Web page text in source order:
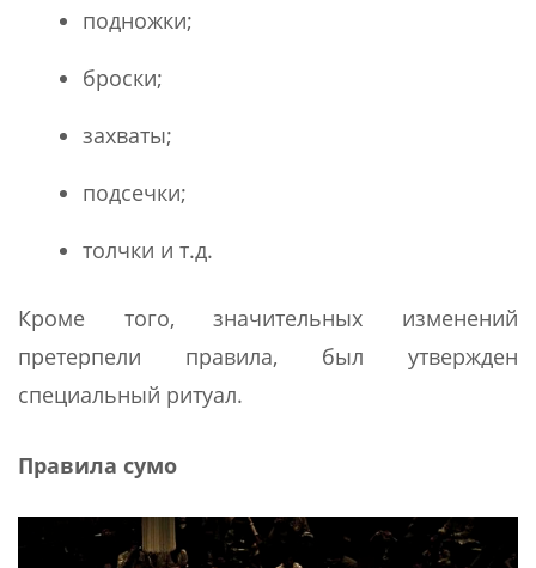
подножки;
броски;
захваты;
подсечки;
толчки и т.д.
Кроме того, значительных изменений
претерпели правила, был утвержден
специальный ритуал.
Правила сумо